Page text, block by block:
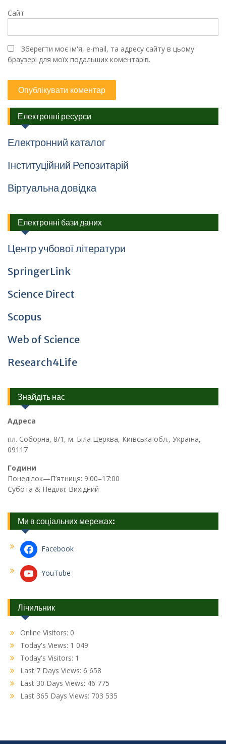
Сайт
Зберегти моє ім'я, e-mail, та адресу сайту в цьому
браузері для моїх подальших коментарів.
Електронні ресурси
Електронний каталог
Інституційний Репозитарій
Віртуальна довідка
Електронні бази даних
Центр учбової літератури
SpringerLink
Science Direct
Scopus
Web of Science
Research4Life
Знайдіть нас
Адреса
пл. Соборна, 8/1, м. Біла Церква, Київська обл., Україна,
09117
Години
Понеділок—П’ятниця: 9:00–17:00
Субота & Неділя: Вихідний
Ми в соціальних мережах:
Facebook
YouTube
Лічильник
Online Visitors: 0
Today's Views: 1 049
Today's Visitors: 1
Last 7 Days Views: 6 658
Last 30 Days Views: 46 775
Last 365 Days Views: 703 535